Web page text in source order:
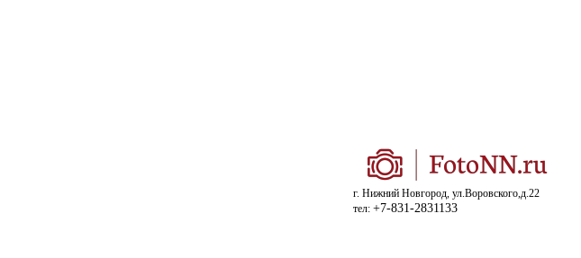
г. Нижний Новгород, ул.Воровского,д.22
тел: +7-831-2831133